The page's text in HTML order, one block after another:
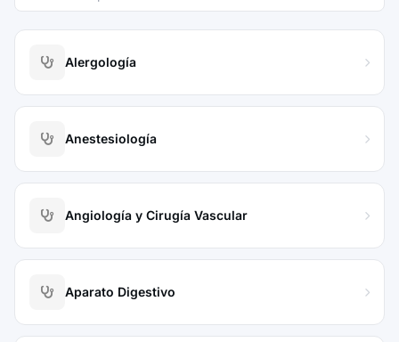
Alergología
Anestesiología
Angiología y Cirugía Vascular
Aparato Digestivo